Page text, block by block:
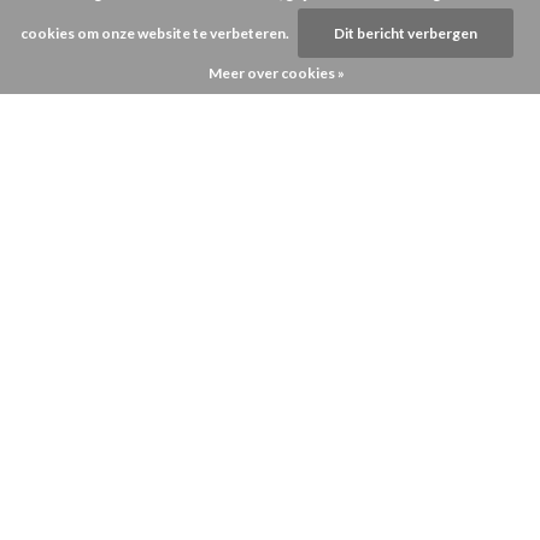
cookies om onze website te verbeteren. Dit bericht verbergen
Meer over cookies »